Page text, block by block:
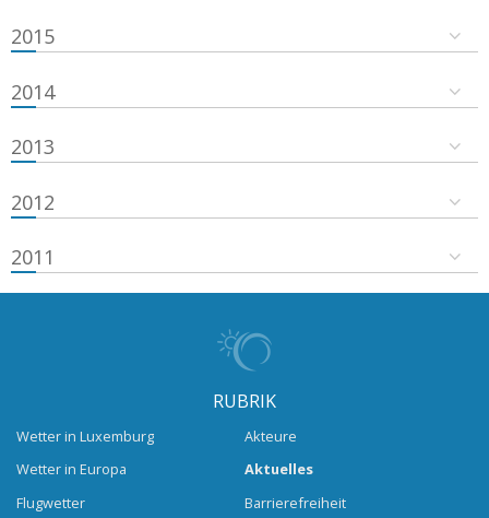
2015
2014
2013
2012
2011
RUBRIK
Wetter in Luxemburg
Wetter in Europa
Flugwetter
Akteure
Aktuelles
Barrierefreiheit